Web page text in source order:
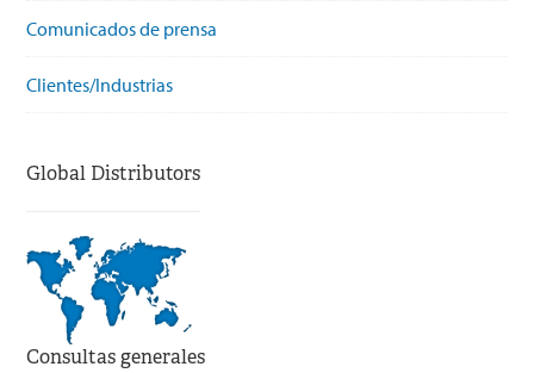
Comunicados de prensa
Clientes/Industrias
Global Distributors
Consultas generales